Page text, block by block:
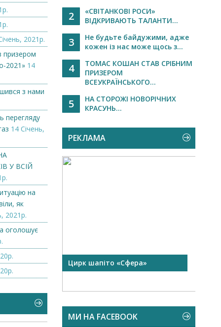
2021р.
призером
2021» 14
з нами
перегляду
14 Січень,
У ВСІЙ
на
як
2021р.
оголошує
2
«СВІТАНКОВІ РОСИ»
ВІДКРИВАЮТЬ ТАЛАНТИ...
3
Не будьте байдужими, адже
кожен із нас може щось з...
4
ТОМАС КОШАН СТАВ СРІБНИМ
ПРИЗЕРОМ
ВСЕУКРАЇНСЬКОГО...
5
НА СТОРОЖІ НОВОРІЧНИХ
КРАСУНЬ...
РЕКЛАМА
чорної
Цирк шапіто «Сфера»
МИ НА FACEBOOK